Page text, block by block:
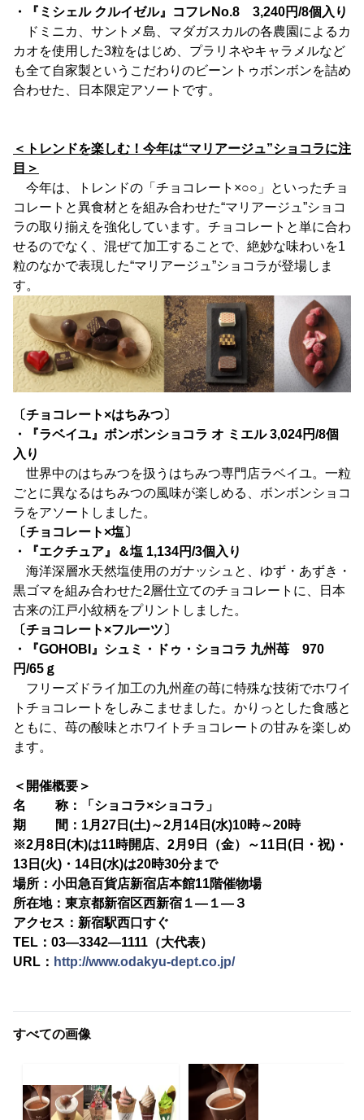
・『ミシェル クルイゼル』コフレNo.8 3,240円/8個入り
ドミニカ、サントメ島、マダガスカルの各農園によるカ
カオを使用した3粒をはじめ、プラリネやキャラメルなど
も全て自家製というこだわりのビーントゥボンボンを詰め
合わせた、日本限定アソートです。
＜トレンドを楽しむ！今年は“マリアージュ”ショコラに注
目＞
今年は、トレンドの「チョコレート×○○」といったチョ
コレートと異食材とを組み合わせた“マリアージュ”ショコ
ラの取り揃えを強化しています。チョコレートと単に合わ
せるのでなく、混ぜて加工することで、絶妙な味わいを1
粒のなかで表現した“マリアージュ”ショコラが登場しま
す。
〔チョコレート×はちみつ〕
・『ラベイユ』ボンボンショコラ オ ミエル 3,024円/8個
入り
世界中のはちみつを扱うはちみつ専門店ラベイユ。一粒
ごとに異なるはちみつの風味が楽しめる、ボンボンショコ
ラをアソートしました。
〔チョコレート×塩〕
・『エクチュア』＆塩 1,134円/3個入り
海洋深層水天然塩使用のガナッシュと、ゆず・あずき・
黒ゴマを組み合わせた2層仕立てのチョコレートに、日本
古来の江戸小紋柄をプリントしました。
〔チョコレート×フルーツ〕
・『GOHOBI』シュミ・ドゥ・ショコラ 九州苺 970
円/65ｇ
フリーズドライ加工の九州産の苺に特殊な技術でホワイ
トチョコレートをしみこませました。かりっとした食感と
ともに、苺の酸味とホワイトチョコレートの甘みを楽しめ
ます。
＜開催概要＞
名 称：「ショコラ×ショコラ」
期 間：1月27日(土)～2月14日(水)10時～20時
※2月8日(木)は11時開店、2月9日（金）～11日(日・祝)・
13日(火)・14日(水)は20時30分まで
場所：小田急百貨店新宿店本館11階催物場
所在地：東京都新宿区西新宿１―１―３
アクセス：新宿駅西口すぐ
TEL：03―3342―1111（大代表）
URL： http://www.odakyu-dept.co.jp/
すべての画像